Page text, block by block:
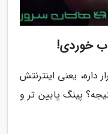
خوردی!
داره، یعنی اینترنتش
پینگ پایین تر و